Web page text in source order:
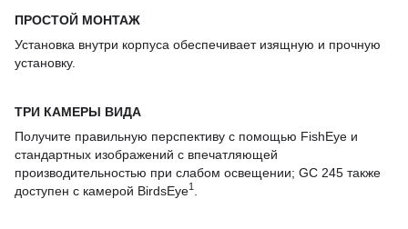
ПРОСТОЙ МОНТАЖ
Установка внутри корпуса обеспечивает изящную и прочную
установку.
ТРИ КАМЕРЫ ВИДА
Получите правильную перспективу с помощью FishEye и
стандартных изображений с впечатляющей
производительностью при слабом освещении; GC 245 также
доступен с камерой BirdsEye1